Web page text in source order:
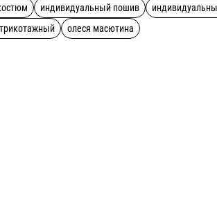
индивидуальный пошив
олеся масютина